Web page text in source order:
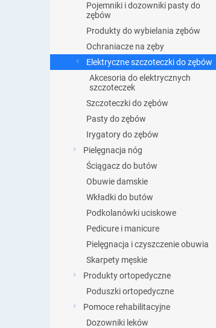
Pojemniki i dozowniki pasty do
zębów
Produkty do wybielania zębów
Ochraniacze na zęby
Elektryczne szczoteczki do zębów
Akcesoria do elektrycznych
szczoteczek
Szczoteczki do zębów
Pasty do zębów
Irygatory do zębów
Pielęgnacja nóg
Ściągacz do butów
Obuwie damskie
Wkładki do butów
Podkolanówki uciskowe
Pedicure i manicure
Pielęgnacja i czyszczenie obuwia
Skarpety męskie
Produkty ortopedyczne
Poduszki ortopedyczne
Pomoce rehabilitacyjne
Dozowniki leków